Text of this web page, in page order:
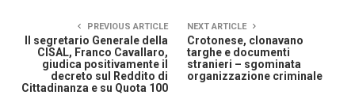
PREVIOUS ARTICLE
Il segretario Generale della
CISAL, Franco Cavallaro,
giudica positivamente il
decreto sul Reddito di
Cittadinanza e su Quota 100
NEXT ARTICLE
Crotonese, clonavano
targhe e documenti
stranieri – sgominata
organizzazione criminale